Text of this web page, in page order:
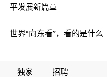
平发展新篇章
世界“向东看”，看的是什么
独家 招聘